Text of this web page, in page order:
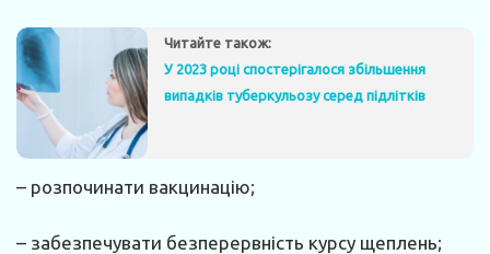
Читайте також:
У 2023 році спостерігалося збільшення
випадків туберкульозу серед підлітків
– розпочинати вакцинацію;
– забезпечувати безперервність курсу щеплень;